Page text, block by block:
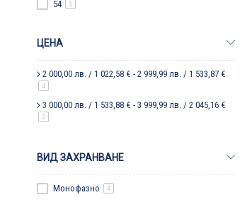
54 1
ЦЕНА
2 000,00 лв. / 1 022,58 € - 2 999,99 лв. / 1 533,87 €
4
3 000,00 лв. / 1 533,88 € - 3 999,99 лв. / 2 045,16 €
2артикул
ВИД ЗАХРАНВАНЕ
Монофазно 4